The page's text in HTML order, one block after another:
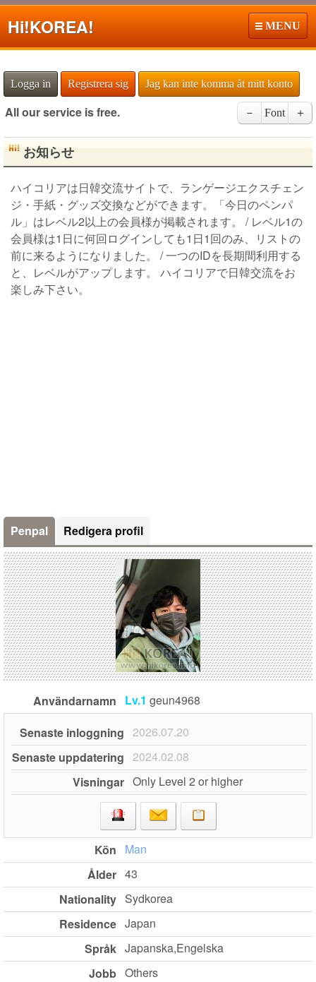
Hi!KOREA! MENU
Logga in Registrera sig Jag kan inte komma åt mitt konto
All our service is free. － Font ＋
お知らせ
ハイコリアは日韓交流サイトで、ランゲージエクスチェン
ジ・手紙・グッズ交換などができます。「今日のペンパ
ル」はレベル2以上の会員様が掲載されます。 / レベル1の
会員様は1日に何回ログインしても1日1回のみ、リストの
前に来るようになりました。 / 一つのIDを長期間利用する
と、レベルがアップします。 ハイコリアで日韓交流をお
楽しみ下さい。
Penpal Redigera profil
Användarnamn Lv.1 geun4968
Senaste inloggning
2026.07.20
Senaste uppdatering
2024.02.08
Visningar Only Level 2 or higher
Kön
Man
Ålder 43
Nationality Sydkorea
Residence Japan
Språk Japanska,Engelska
Jobb Others